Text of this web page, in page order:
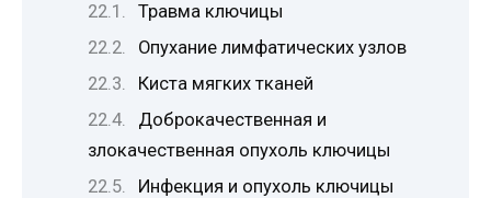
Травма ключицы
Опухание лимфатических узлов
Киста мягких тканей
Доброкачественная и
злокачественная опухоль ключицы
Инфекция и опухоль ключицы